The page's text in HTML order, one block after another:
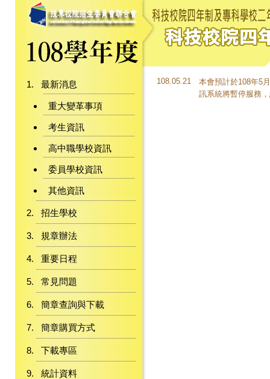
最新消息
重大變革事項
考生資訊
高中職學校資訊
委員學校資訊
其他資訊
招生學校
規章辦法
重要日程
常見問題
簡章查詢與下載
簡章購買方式
下載專區
統計資料
108.05.21
本會預計於108年5
訊系統將暫停服務